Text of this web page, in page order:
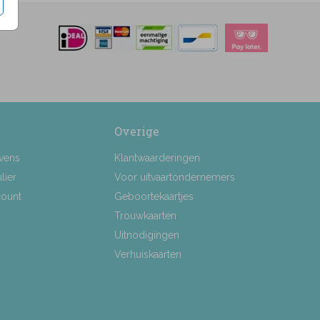
Overige
Klantwaarderingen
Voor uitvaartondernemers
Geboortekaartjes
Trouwkaarten
Uitnodigingen
Verhuiskaarten